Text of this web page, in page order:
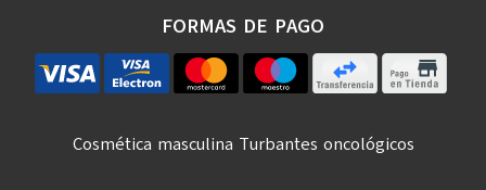
FORMAS DE PAGO
Cosmética masculina Turbantes oncológicos